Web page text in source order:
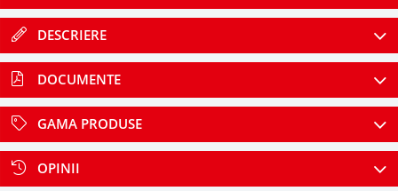
DESCRIERE
DOCUMENTE
GAMA PRODUSE
OPINII